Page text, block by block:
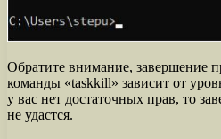
Обратите внимание, завершение
команды «taskkill» зависит от
у вас нет достаточных прав, то
не удастся.